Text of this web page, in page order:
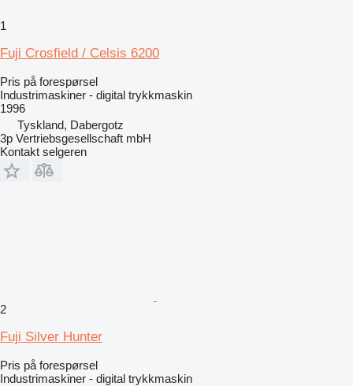
1
Fuji Crosfield / Celsis 6200
Pris på forespørsel
Industrimaskiner - digital trykkmaskin
1996
Tyskland, Dabergotz
3p Vertriebsgesellschaft mbH
Kontakt selgeren
2
Fuji Silver Hunter
Pris på forespørsel
Industrimaskiner - digital trykkmaskin